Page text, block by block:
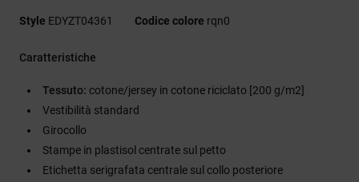
Style EDYZT04361 Codice colore rqn0
Caratteristiche
Tessuto: cotone/jersey in cotone riciclato [200 g/m2]
Vestibilità standard
Girocollo
Stampe in plastisol centrate sul petto
Etichetta serigrafata centrale sul collo posteriore